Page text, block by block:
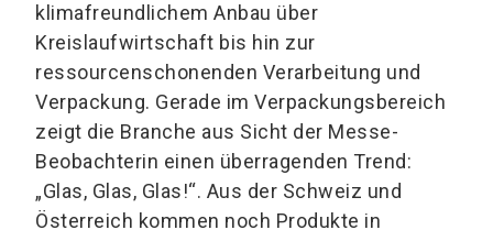
klimafreundlichem Anbau über
Kreislaufwirtschaft bis hin zur
ressourcenschonenden Verarbeitung und
Verpackung. Gerade im Verpackungsbereich
zeigt die Branche aus Sicht der Messe-
Beobachterin einen überragenden Trend:
„Glas, Glas, Glas!“. Aus der Schweiz und
Österreich kommen noch Produkte in